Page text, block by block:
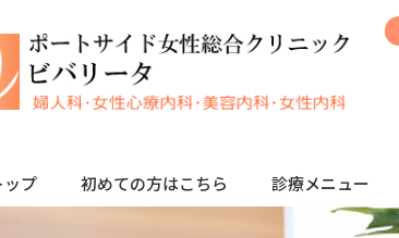
ップ 初めての方はこちら 診療メニュー